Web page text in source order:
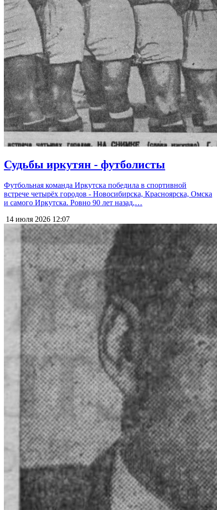
Судьбы иркутян - футболисты
Футбольная команда Иркутска победила в спортивной
встрече четырёх городов - Новосибирска, Красноярска, Омска
и самого Иркутска. Ровно 90 лет назад,…
14 июля 2026 12:07